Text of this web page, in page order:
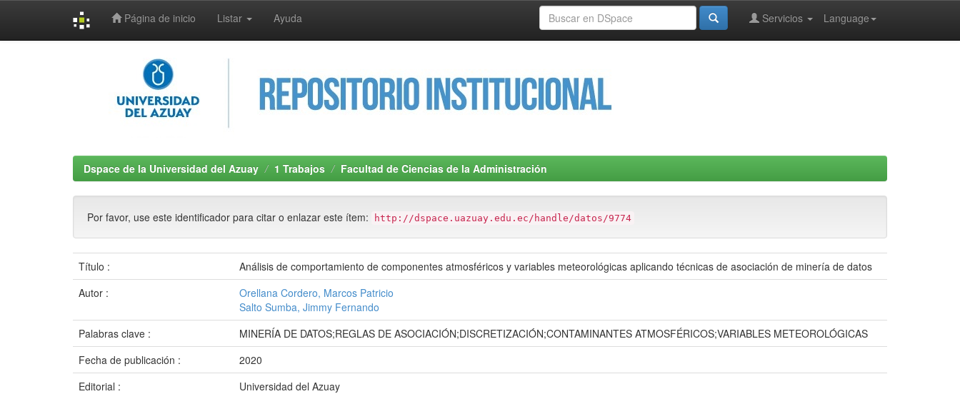
Página de inicio Listar Ayuda Language
Servicios
Dspace de la Universidad del Azuay 1 Trabajos Facultad de Ciencias de la Administración
Por favor, use este identificador para citar o enlazar este ítem: http://dspace.uazuay.edu.ec/handle/datos/9774
Título :
Análisis de comportamiento de componentes atmosféricos y variables meteorológicas aplicando técnicas de asociación de minería de datos
Autor :
Orellana Cordero, Marcos Patricio
Salto Sumba, Jimmy Fernando
Palabras clave :
MINERÍA DE DATOS;REGLAS DE ASOCIACIÓN;DISCRETIZACIÓN;CONTAMINANTES ATMOSFÉRICOS;VARIABLES METEOROLÓGICAS
Fecha de publicación :
2020
Editorial :
Universidad del Azuay